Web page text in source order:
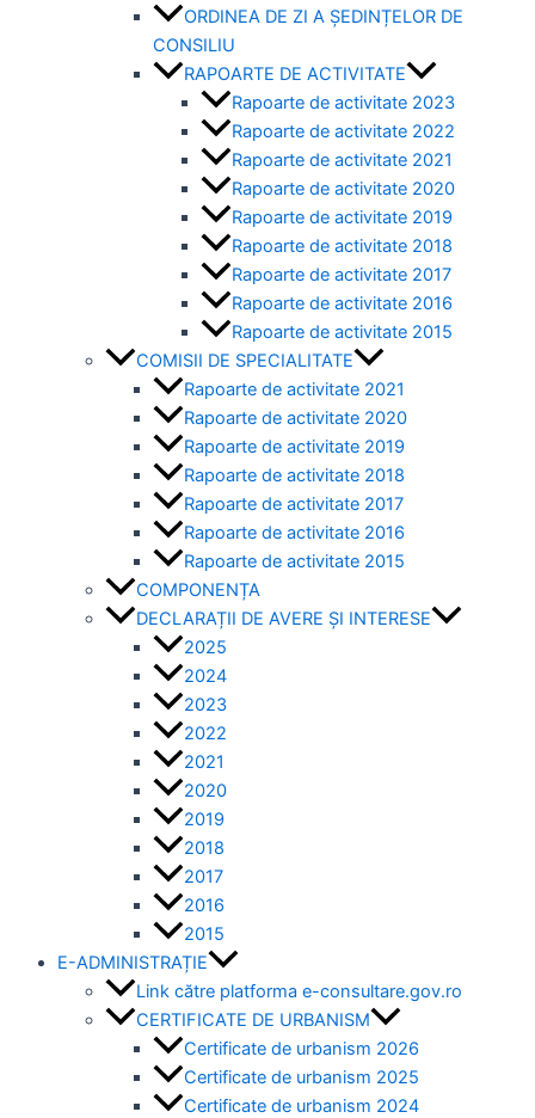
ORDINEA DE ZI A ȘEDINȚELOR DE
CONSILIU
RAPOARTE DE ACTIVITATE
Rapoarte de activitate 2023
Rapoarte de activitate 2022
Rapoarte de activitate 2021
Rapoarte de activitate 2020
Rapoarte de activitate 2019
Rapoarte de activitate 2018
Rapoarte de activitate 2017
Rapoarte de activitate 2016
Rapoarte de activitate 2015
COMISII DE SPECIALITATE
Rapoarte de activitate 2021
Rapoarte de activitate 2020
Rapoarte de activitate 2019
Rapoarte de activitate 2018
Rapoarte de activitate 2017
Rapoarte de activitate 2016
Rapoarte de activitate 2015
COMPONENȚA
DECLARAȚII DE AVERE ȘI INTERESE
2025
2024
2023
2022
2021
2020
2019
2018
2017
2016
2015
E-ADMINISTRAȚIE
Link către platforma e-consultare.gov.ro
CERTIFICATE DE URBANISM
Certificate de urbanism 2026
Certificate de urbanism 2025
Certificate de urbanism 2024